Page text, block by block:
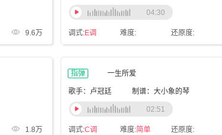
9.6万 调式:E调 难度: 还原度:
04:30
1.8万
指弹 一生所爱
歌手：卢冠廷 制谱：大小象的琴
调式:C调 难度:简单 还原度:
02:51